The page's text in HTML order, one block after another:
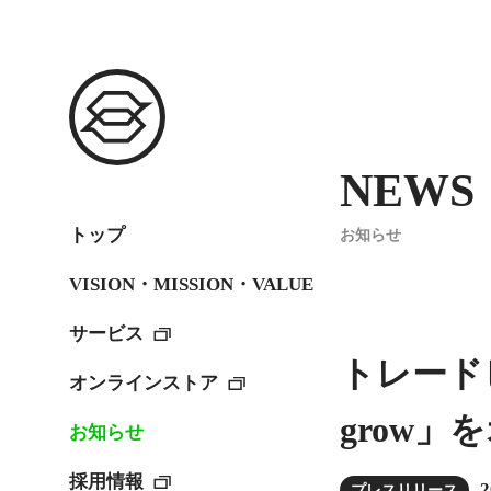
トップ
VISION・MISSION・VALUE
サービス
オンラインストア
お知らせ
採用情報
NEWS
お知らせ
トレー
grow」